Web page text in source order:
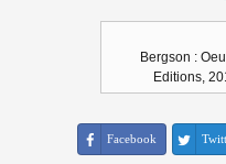
Bergson :
Editions,
Facebook